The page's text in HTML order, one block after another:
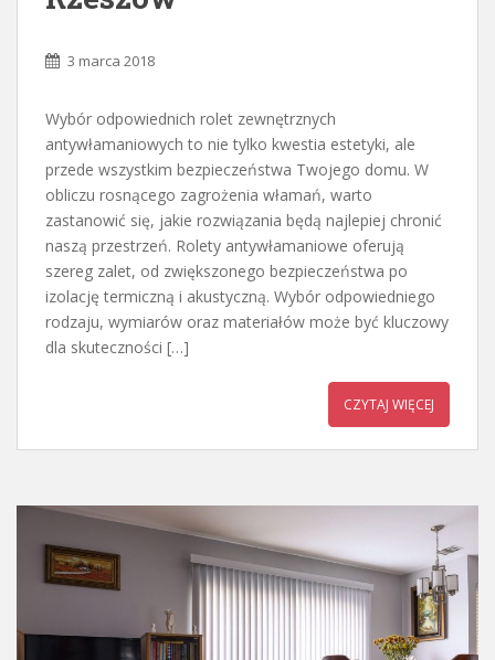
3 marca 2018
Wybór odpowiednich rolet zewnętrznych
antywłamaniowych to nie tylko kwestia estetyki, ale
przede wszystkim bezpieczeństwa Twojego domu. W
obliczu rosnącego zagrożenia włamań, warto
zastanowić się, jakie rozwiązania będą najlepiej chronić
naszą przestrzeń. Rolety antywłamaniowe oferują
szereg zalet, od zwiększonego bezpieczeństwa po
izolację termiczną i akustyczną. Wybór odpowiedniego
rodzaju, wymiarów oraz materiałów może być kluczowy
dla skuteczności […]
CZYTAJ WIĘCEJ